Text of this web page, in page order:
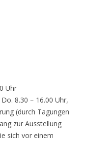
Uhr
8.30 – 16.00 Uhr,
(durch Tagungen
zur Ausstellung
sich vor einem